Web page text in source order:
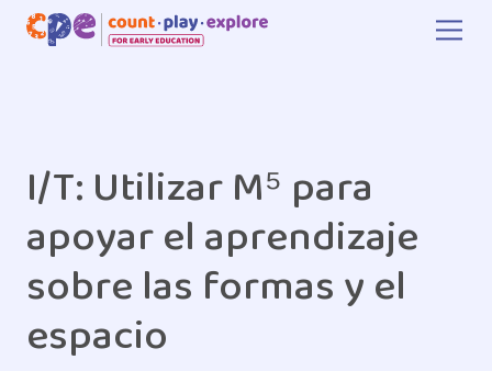
Skip to main content
I/T: Utilizar M⁵ para
apoyar el aprendizaje
sobre las formas y el
espacio